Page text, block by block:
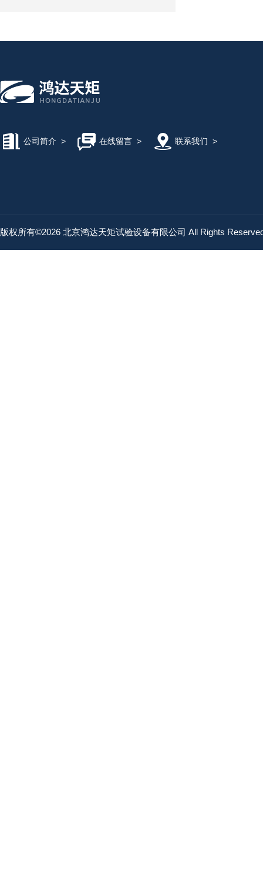
公司简介 > 在线留言> 联系我们 >
版权所有©2026 北京鸿达天矩试验设备有限公司 All Rights